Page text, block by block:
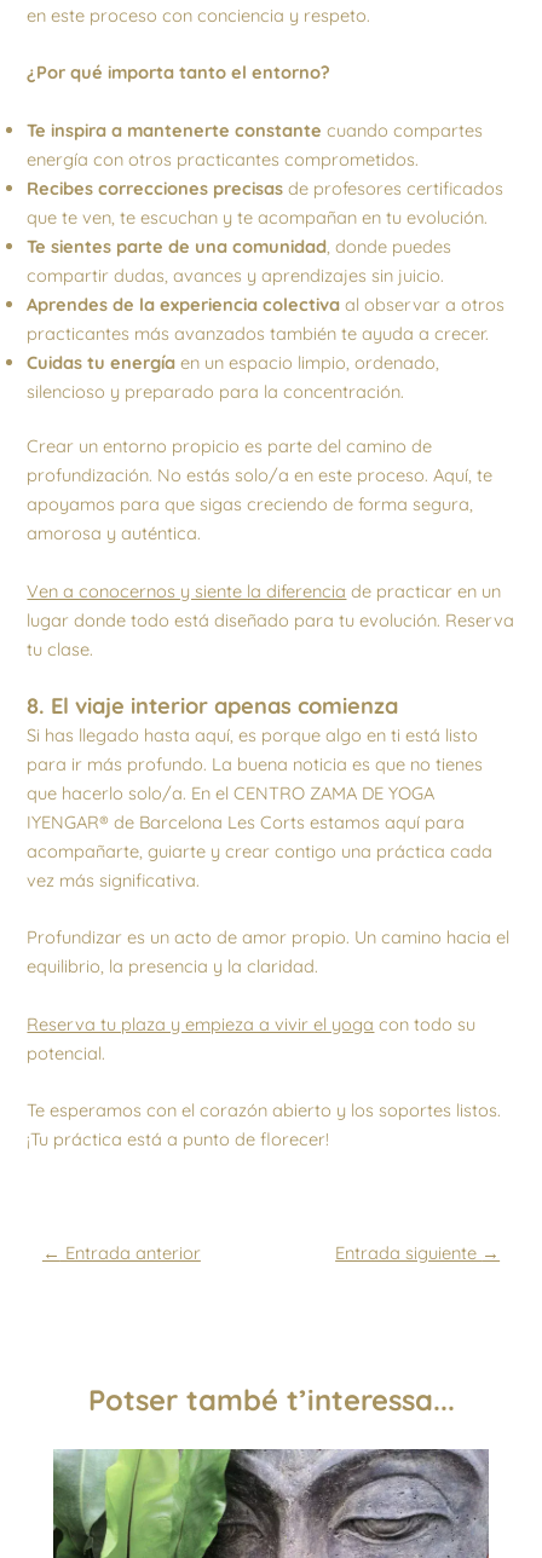
en este proceso con conciencia y respeto.
¿Por qué importa tanto el entorno?
Te inspira a mantenerte constante cuando compartes
energía con otros practicantes comprometidos.
Recibes correcciones precisas de profesores certificados
que te ven, te escuchan y te acompañan en tu evolución.
Te sientes parte de una comunidad , donde puedes
compartir dudas, avances y aprendizajes sin juicio.
Aprendes de la experiencia colectiva al observar a otros
practicantes más avanzados también te ayuda a crecer.
Cuidas tu energía en un espacio limpio, ordenado,
silencioso y preparado para la concentración.
Crear un entorno propicio es parte del camino de
profundización. No estás solo/a en este proceso. Aquí, te
apoyamos para que sigas creciendo de forma segura,
amorosa y auténtica.
Ven a conocernos y siente la diferencia de practicar en un
lugar donde todo está diseñado para tu evolución. Reserva
tu clase.
8. El viaje interior apenas comienza
Si has llegado hasta aquí, es porque algo en ti está listo
para ir más profundo. La buena noticia es que no tienes
que hacerlo solo/a. En el CENTRO ZAMA DE YOGA
IYENGAR® de Barcelona Les Corts estamos aquí para
acompañarte, guiarte y crear contigo una práctica cada
vez más significativa.
Profundizar es un acto de amor propio. Un camino hacia el
equilibrio, la presencia y la claridad.
Reserva tu plaza y empieza a vivir el yoga con todo su
potencial.
Te esperamos con el corazón abierto y los soportes listos.
¡Tu práctica está a punto de florecer!
← Entrada anterior Entrada siguiente →
Potser també t’interessa...